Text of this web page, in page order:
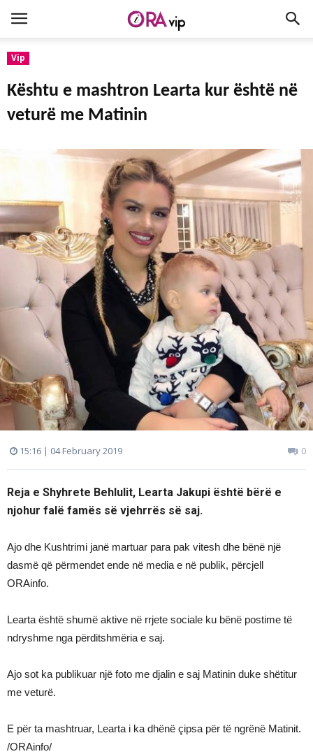
Vip
Kështu e mashtron Learta kur është në
veturë me Matinin
15:16 | 04 February 2019 0
Reja e Shyhrete Behlulit, Learta Jakupi është bërë e
njohur falë famës së vjehrrës së saj.
Ajo dhe Kushtrimi janë martuar para pak vitesh dhe bënë një
dasmë që përmendet ende në media e në publik, përcjell
ORAinfo.
Learta është shumë aktive në rrjete sociale ku bënë postime të
ndryshme nga përditshmëria e saj.
Ajo sot ka publikuar një foto me djalin e saj Matinin duke shëtitur
me veturë.
E për ta mashtruar, Learta i ka dhënë çipsa për të ngrënë Matinit.
/ORAinfo/